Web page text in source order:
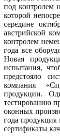
под контролем
которой
середине
австрийской
контролем
года все
Новая
испытания,
предстояло
компания
продукции.
тестированию
оконных
года
сертификаты